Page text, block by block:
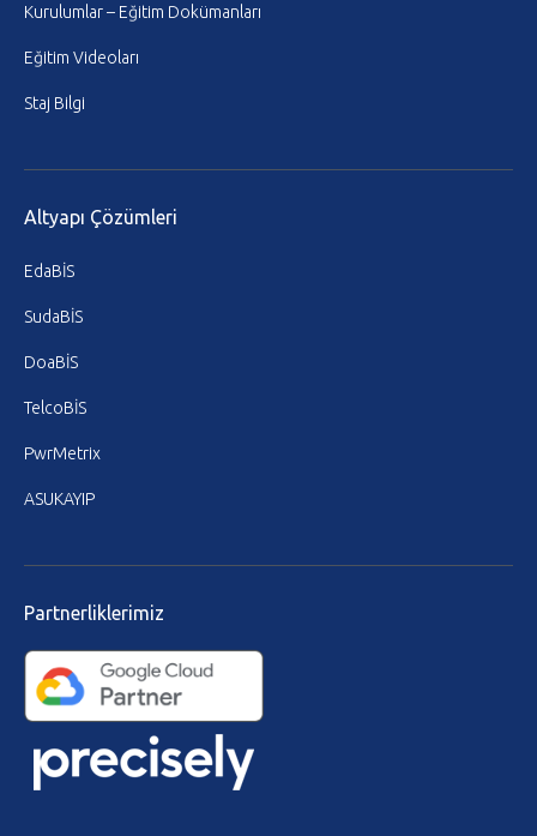
Kurulumlar – Eğitim Dokümanları
Eğitim Videoları
Staj Bilgi
Altyapı Çözümleri
EdaBİS
SudaBİS
DoaBİS
TelcoBİS
PwrMetrix
ASUKAYIP
Partnerliklerimiz